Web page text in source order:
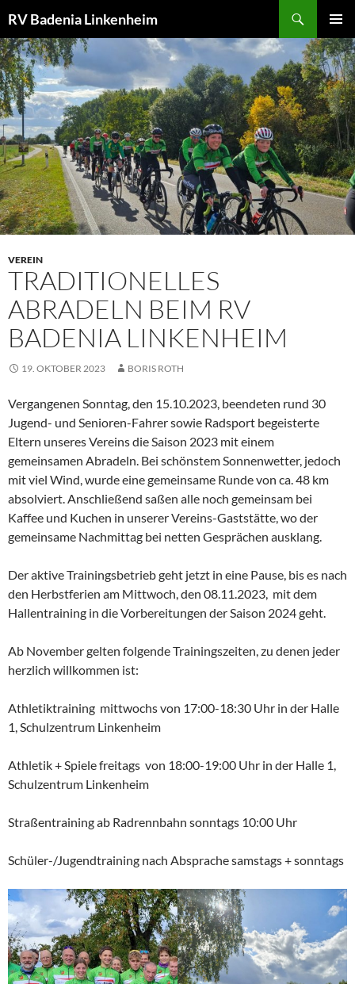
Inhalt
springen
RV Badenia Linkenheim
MENÜ
VEREIN
TRADITIONELLES
ABRADELN BEIM RV
BADENIA LINKENHEIM
19. OKTOBER 2023 BORIS ROTH
Vergangenen Sonntag, den 15.10.2023, beendeten rund 30
Jugend- und Senioren-Fahrer sowie Radsport begeisterte
Eltern unseres Vereins die Saison 2023 mit einem
gemeinsamen Abradeln. Bei schönstem Sonnenwetter, jedoch
mit viel Wind, wurde eine gemeinsame Runde von ca. 48 km
absolviert. Anschließend saßen alle noch gemeinsam bei
Kaffee und Kuchen in unserer Vereins-Gaststätte, wo der
gemeinsame Nachmittag bei netten Gesprächen ausklang.
Der aktive Trainingsbetrieb geht jetzt in eine Pause, bis es nach
den Herbstferien am Mittwoch, den 08.11.2023, mit dem
Hallentraining in die Vorbereitungen der Saison 2024 geht.
Ab November gelten folgende Trainingszeiten, zu denen jeder
herzlich willkommen ist:
Athletiktraining mittwochs von 17:00-18:30 Uhr in der Halle
1, Schulzentrum Linkenheim
Athletik + Spiele freitags von 18:00-19:00 Uhr in der Halle 1,
Schulzentrum Linkenheim
Straßentraining ab Radrennbahn sonntags 10:00 Uhr
Schüler-/Jugendtraining nach Absprache samstags + sonntags